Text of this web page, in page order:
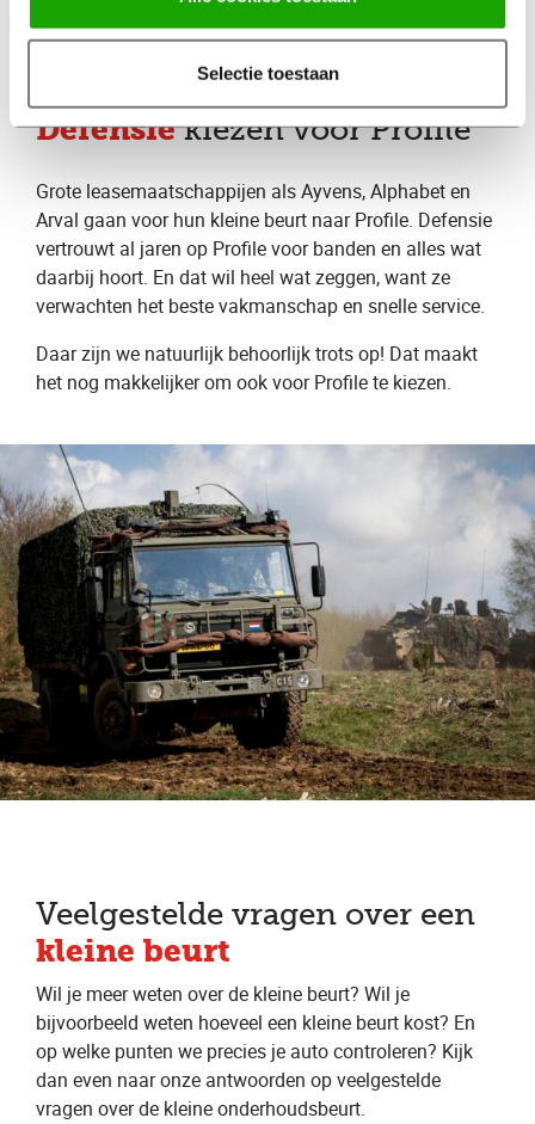
Selectie toestaan
Leasemaatschappijen en
Defensiekiezen voor Profile
Grote leasemaatschappijen als Ayvens, Alphabet en
Arval gaan voor hun kleine beurt naar Profile. Defensie
vertrouwt al jaren op Profile voor banden en alles wat
daarbij hoort. En dat wil heel wat zeggen, want ze
verwachten het beste vakmanschap en snelle service.
Daar zijn we natuurlijk behoorlijk trots op! Dat maakt
het nog makkelijker om ook voor Profile te kiezen.
Veelgestelde vragen over een
kleine beurt
Wil je meer weten over de kleine beurt? Wil je
bijvoorbeeld weten hoeveel een kleine beurt kost? En
op welke punten we precies je auto controleren? Kijk
dan even naar onze antwoorden op veelgestelde
vragen over de kleine onderhoudsbeurt.